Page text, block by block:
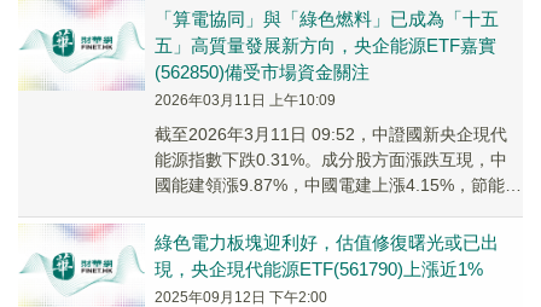
「算電協同」與「綠色燃料」已成為「十五
五」高質量發展新方向，央企能源ETF嘉實
(562850)備受市場資金關注
2026年03月11日 上午10:09
截至2026年3月11日 09:52，中證國新央企現代
能源指數下跌0.31%。成分股方面漲跌互現，中
國能建領漲9.87%，中國電建上漲4.15%，節能風
綠色電力板塊迎利好，估值修復曙光或已出
現，央企現代能源ETF(561790)上漲近1%
2025年09月12日 下午2:00